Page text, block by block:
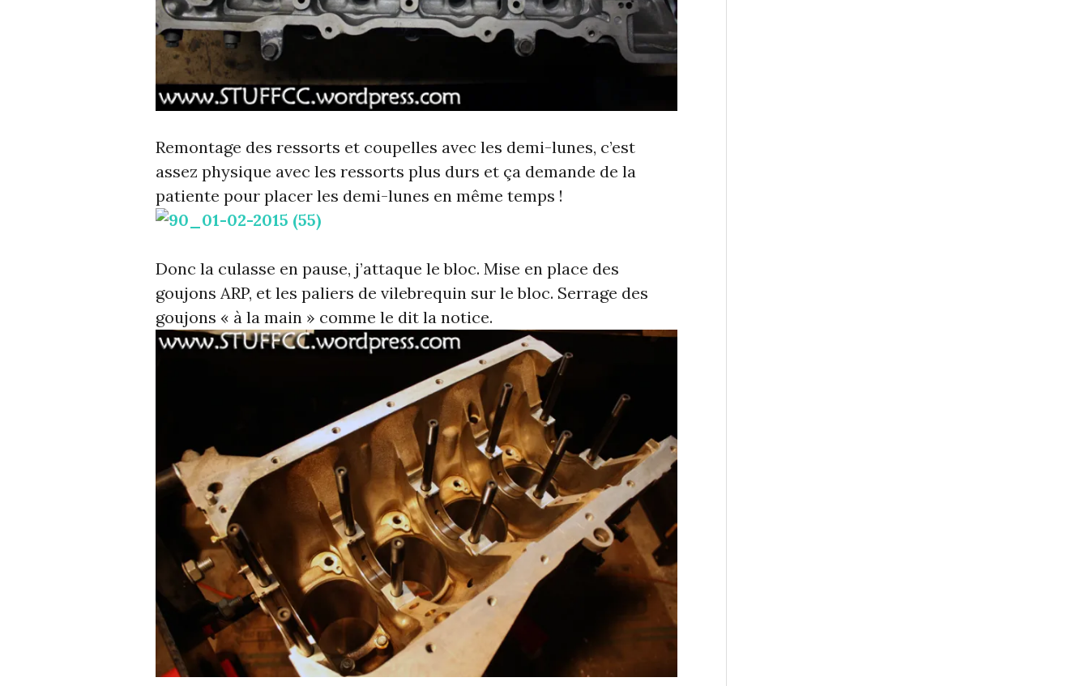
Remontage des ressorts et coupelles avec les demi-lunes, c’est
assez physique avec les ressorts plus durs et ça demande de la
patiente pour placer les demi-lunes en même temps !
Donc la culasse en pause, j’attaque le bloc. Mise en place des
goujons ARP, et les paliers de vilebrequin sur le bloc. Serrage des
goujons « à la main » comme le dit la notice.